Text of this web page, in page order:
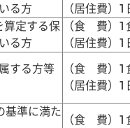
る方
（居住費）
算定する保
る方
（食 費）1
（居住費）
する方等
（食 費）1
（居住費）
基準に満た
（食 費）1